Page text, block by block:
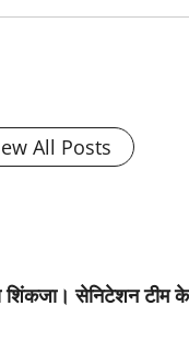
All Posts
सेनिटेशन टीम के